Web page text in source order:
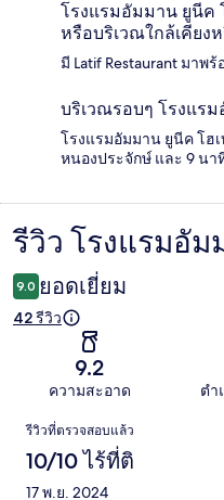
โรงแรมอัมมาน ยูนีค
หรือบริเวณใกล้เคียง
มี Latif Restaurant มา
บริเวณรอบๆ โรงแรม
โรงแรมอัมมาน ยูนีค โฮ
หนองประจักษ์ และ 9 น
รีวิว
รีวิว โรงแรมอั
9.0 ยอดเยี่ยม
42 รีวิว
9.2
ความสะอาด ตำ
รีวิว
รีวิวที่ตรวจสอบแล้ว
10/10 ไร้ที่ติ
17 พ.ย. 2024